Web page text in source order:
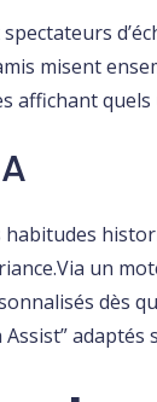
misent
affichant
un
dès
Assist”